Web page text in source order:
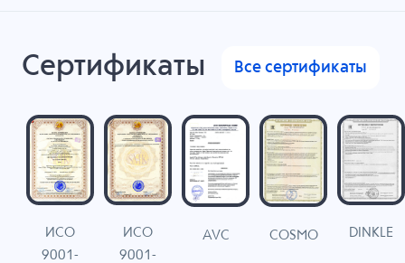
Сертификаты Все сертификаты
ИСО
9001-
ИСО
9001-
AVC COSMO DINKLE